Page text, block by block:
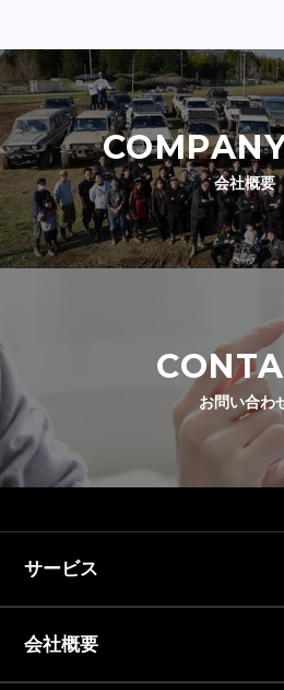
会社概要
お問い合わ
サービス
会社概要